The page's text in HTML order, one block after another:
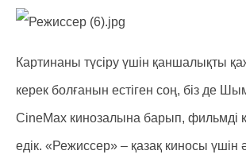
Картинаны түсіру үшін қаншалықты
керек болғанын естіген соң, біз де
CineMax кинозалына барып, фильмді
едік. «Режиссер» – қазақ киносы үшін